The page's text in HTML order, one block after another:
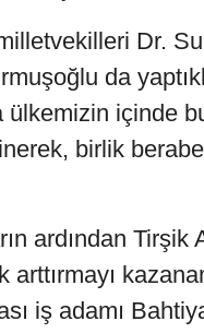
Dr.
da
ülkemizin içinde
birlik
ardından Tirşik
arttırmayı
iş adamı